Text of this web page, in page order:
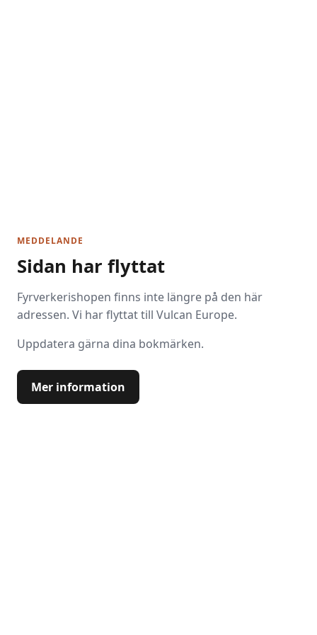
MEDDELANDE
Sidan har flyttat
Fyrverkerishopen finns inte längre på den här
adressen. Vi har flyttat till Vulcan Europe.
Uppdatera gärna dina bokmärken.
Mer information